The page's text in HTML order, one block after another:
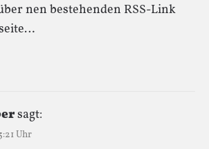
nen bestehenden RSS-Link
sagt:
Uhr